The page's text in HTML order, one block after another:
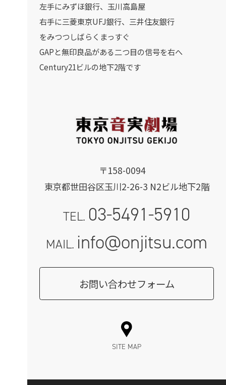
〒158-0094
東京都世田谷区玉川2-26-3 N2ビル地下2階
TEL. 03-5491-5910
MAIL. info@onjitsu.com
お問い合わせフォーム
左手にみずほ銀行、玉川高島屋
右手に三菱東京UFJ銀行、三井住友銀行
をみつつしばらくまっすぐ
GAPと無印良品がある二つ目の信号を右へ
Century21ビルの地下2階です
SITE MAP